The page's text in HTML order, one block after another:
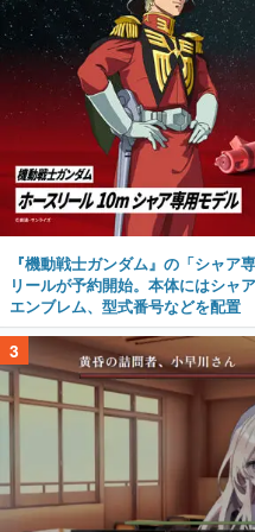
『機動戦士ガンダム』の「シャ
リールが予約開始。本体にはシャ
エンブレム、型式番号などを配置
3